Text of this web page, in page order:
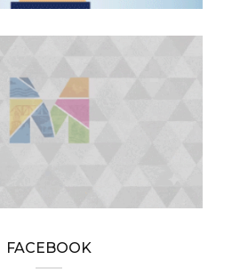
FACEBOOK